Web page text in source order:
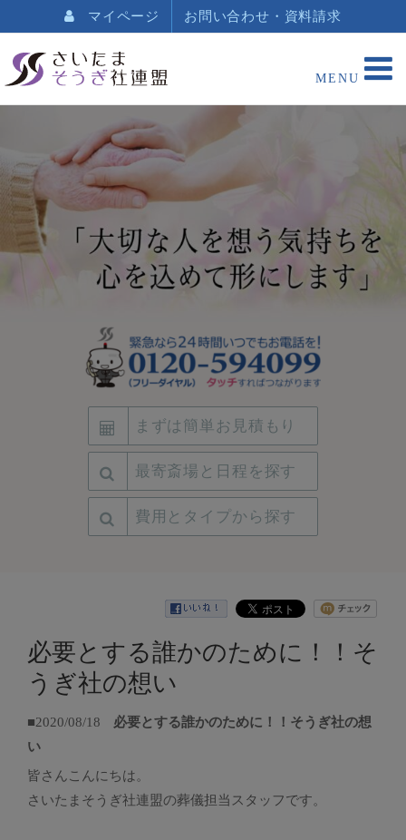
マイページ お問い合わせ・資料請求
まずは簡単お見積もり
最寄斎場と日程を探す
費用とタイプから探す
必要とする誰かのために！！そ
うぎ社の想い
■2020/08/18
必要とする誰かのために！！そうぎ社の想
い
皆さんこんにちは。
さいたまそうぎ社連盟の葬儀担当スタッフです。